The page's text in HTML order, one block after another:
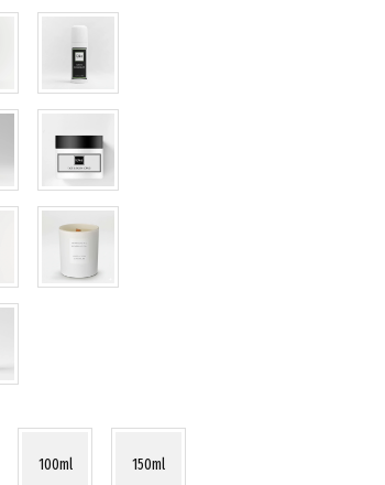
100ml 150ml